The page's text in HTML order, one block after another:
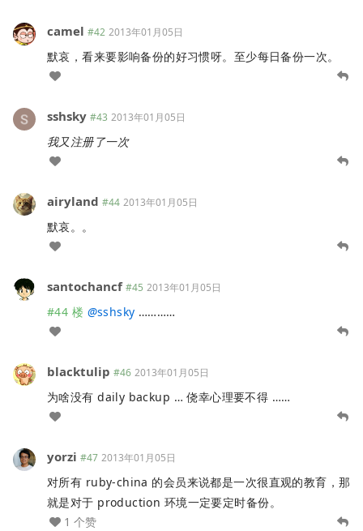
camel #42 2013年01月05日
默哀，看来要影响备份的好习惯呀。至少每日备份一次。
sshsky #43 2013年01月05日
我又注册了一次
airyland #44 2013年01月05日
默哀。。
santochancf #45 2013年01月05日
#44 楼 @sshsky …………
blacktulip #46 2013年01月05日
为啥没有 daily backup … 侥幸心理要不得 ……
yorzi #47 2013年01月05日
对所有 ruby-china 的会员来说都是一次很直观的教育，那
就是对于 production 环境一定要定时备份。
1 个赞